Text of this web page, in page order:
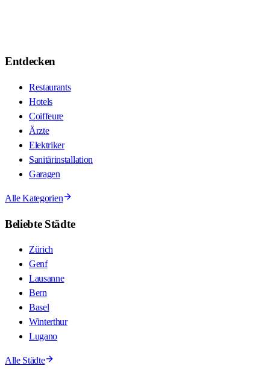
Entdecken
Restaurants
Hotels
Coiffeure
Ärzte
Elektriker
Sanitärinstallation
Garagen
Alle Kategorien
Beliebte Städte
Zürich
Genf
Lausanne
Bern
Basel
Winterthur
Lugano
Alle Städte